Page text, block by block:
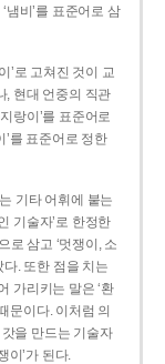
냄비’를 표준어로 삼
’로 고쳐진 것이 교
, 현대 언중의 직관
랑이’를 표준어로
’를 표준어로 정한
기타 어휘에 붙는
기술자’로 한정한
로 삼고 ‘멋쟁이, 소
다. 또한 점을 치는
가리키는 말은 ‘환
문이다. 이처럼 의
갓을 만드는 기술자
이’가 된다.